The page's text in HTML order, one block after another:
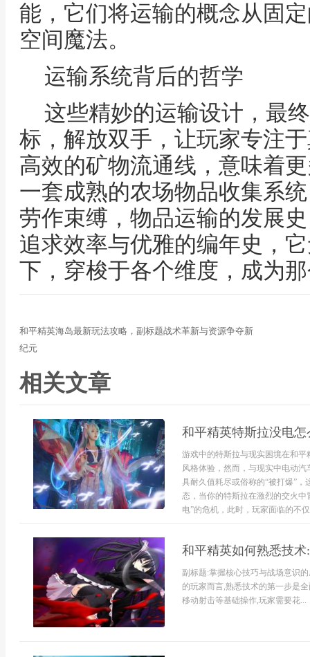
能，它们将运输的概念从固
空间魔法。
运输系统背后的哲学
这些精妙的运输设计，最
标，解放双手，让玩家专注
高效的矿物流通线，意味着
一套成熟的农场物品收集系
劳作束缚，物品运输的发展
追求效率与优雅的编年史，
下，穿梭于各个维度，成为
和平精英海岛最新玩法攻略，副标题战术革新与资源争夺新
纪元
相关文章
和平精英特斯拉没电
游戏中的特斯拉与现实困境在和
风格体验，然而，与现实中电动
具耐久值耗尽或俗称的“被打爆”
态，当你的特斯拉在激烈的交火
电”的危机，此时，玩家面临的不
和平精英如何熟悉技
副标题:掌握核心技巧与战场意识
的玩家而言,熟悉技术的第一步是
移动射击等基础操作,玩家需要花...